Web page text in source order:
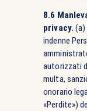
8.6
privacy. (a)
indenne
autorizzati
multa,
onorario
«Perdite»)